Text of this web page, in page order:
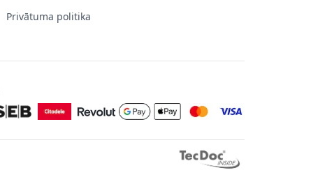
Privātuma politika